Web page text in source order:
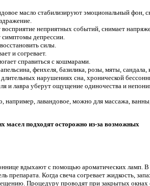
масло стабилизируют эмоциональный фон,
восприятие неприятных событий, снимает
симптомы депрессии.
силы.
и согревает.
справиться с кошмарами.
фенхеля, базилика, розы, мяты, сандала,
нарушениях сна, хронической
и лавра уберут ощущение одиночества и
например, лавандовое, можно для массажа,
масел подходят осторожно из-за возможных
вдыхают с помощью ароматических ламп. В
препарата. Когда свеча согревает жидкость,
Процедуру проводят при закрытых окнах